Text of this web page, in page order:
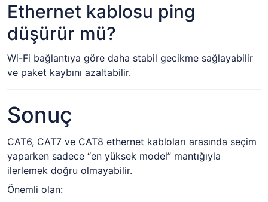
Ethernet kablosu ping
düşürür mü?
Wi-Fi bağlantıya göre daha stabil gecikme sağlayabilir
ve paket kaybını azaltabilir.
Sonuç
CAT6, CAT7 ve CAT8 ethernet kabloları arasında seçim
yaparken sadece “en yüksek model” mantığıyla
ilerlemek doğru olmayabilir.
Önemli olan: